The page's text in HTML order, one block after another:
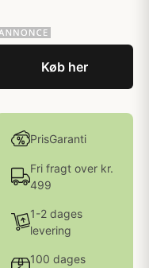
Køb her
PrisGaranti
Fri fragt over kr.
499
1-2 dages
levering
100 dages